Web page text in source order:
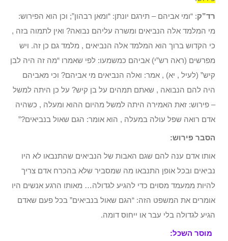
רד”ק: “ומי אביהם – תירגם יונתן: “ומאן רבהון”; וכן הוא הפירוש:
מי המלמד אלה הנביאים ומשרה עליהם נבואה? ואין לתמוה בזה ,
כי הקדוש ברוך הוא המלמד אלה הנביאים , מלמד גם כן זה. ויש
מפרשים (ראה רש”י) אביהם כמשמעו: לפי שאמרו “מה זה היה לבן
קיש” (לעיל , יא) , אמר: ואלה הנביאים מי אביהם? וכי מאביהם
היה להם הנבואה , שאתם תמהים על בן קיש? על כן היתה למשל
– פירוש: זאת האמירה היתה למשל מהיום ההוא ומעלה , כשהיה
אדם רואה שפל עולה במעלה , הוא אומר: הגם שאול בנביאים?”
הסבר פירוש:
אותו אדם ענה להם שגם האבות של הנביאים שהתנבאו לא היו
נביאים ובכל אופן התנבאו מה שמסביר שלא בהכרח אדם צריך
להיות ממעמד מסוים כדי להגיע לגדולה… מאותו הרגע אנשים היו
אומרים את המשפט הזה: “הגם שאול בנביאים” בכל פעם שאדם
הגיע לגדולה בלי עבר או ייחוס דומה.
מוסר השכל: